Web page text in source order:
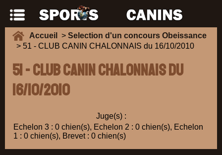
Accueil > Selection d'un concours Obeissance
> 51 - CLUB CANIN CHALONNAIS du 16/10/2010
51 - CLUB CANIN CHALONNAIS du
16/10/2010
Juge(s) :
Echelon 3 : 0 chien(s), Echelon 2 : 0 chien(s), Echelon
1 : 0 chien(s), Brevet : 0 chien(s)